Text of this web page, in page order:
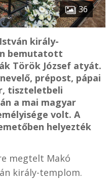
36
király-
bemutatott
Török József atyát.
prépost, pápai
tiszteletbeli
a mai magyar
volt. A
helyezték
megtelt Makó
király-templom.